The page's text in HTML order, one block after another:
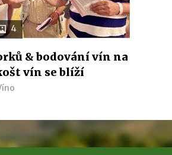
4
& bodování vín na
vín se blíží